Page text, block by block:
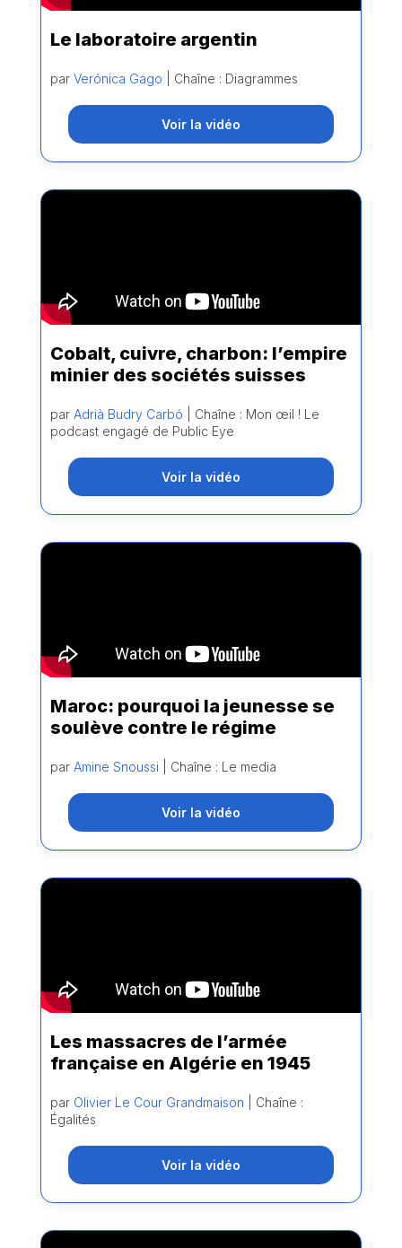
Le laboratoire argentin
par Verónica Gago | Chaîne : Diagrammes
Voir la vidéo
Cobalt, cuivre, charbon: l’empire
minier des sociétés suisses
par Adrià Budry Carbó | Chaîne : Mon œil ! Le
podcast engagé de Public Eye
Voir la vidéo
Maroc: pourquoi la jeunesse se
soulève contre le régime
par Amine Snoussi| Chaîne : Le media
Voir la vidéo
Les massacres de l’armée
française en Algérie en 1945
par Olivier Le Cour Grandmaison | Chaîne :
Égalités
Voir la vidéo